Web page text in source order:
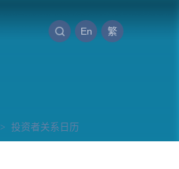
En 繁
> 投资者关系日历